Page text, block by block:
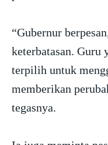
“Gubernur
keterbatasan. Guru
terpilih untuk
memberikan
tegasnya.